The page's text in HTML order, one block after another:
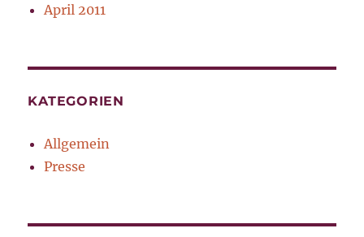
April 2011
KATEGORIEN
Allgemein
Presse